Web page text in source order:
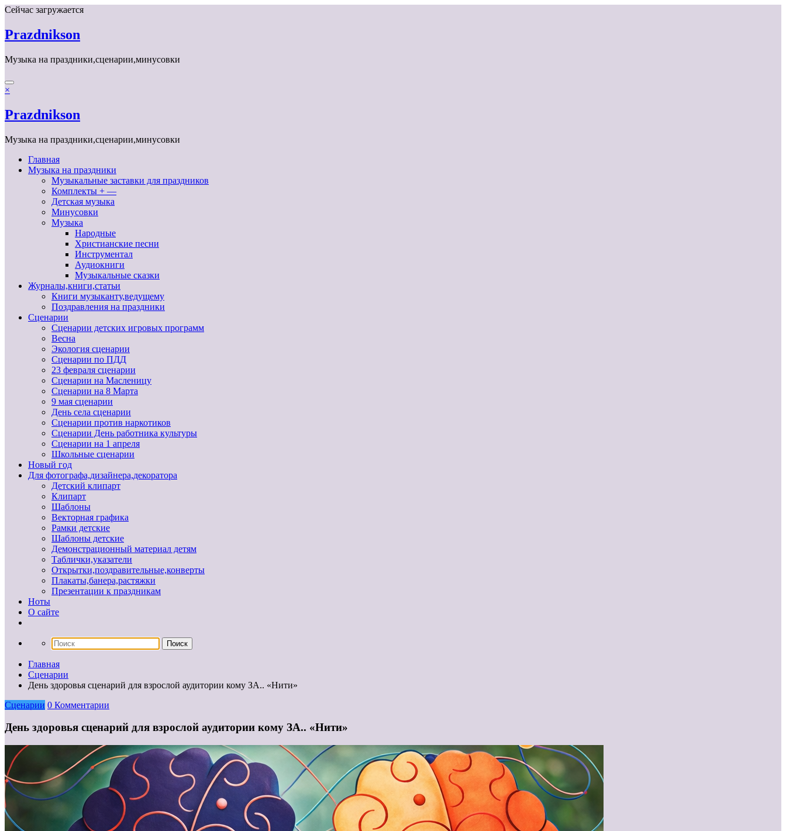
Перейти
содержимому
Сейчас загружается
Prazdnikson
Музыка на праздники,сценарии,минусовки
×
Prazdnikson
Музыка на праздники,сценарии,минусовки
Главная
Музыка на праздники
Музыкальные заставки для праздников
Комплекты + —
Детская музыка
Минусовки
Музыка
Народные
Христианские песни
Инструментал
Аудиокниги
Музыкальные сказки
Журналы,книги,статьи
Книги музыканту,ведущему
Поздравления на праздники
Сценарии
Сценарии детских игровых программ
Весна
Экология сценарии
Сценарии по ПДД
23 февраля сценарии
Сценарии на Масленицу
Сценарии на 8 Марта
9 мая сценарии
День села сценарии
Сценарии против наркотиков
Сценарии День работника культуры
Сценарии на 1 апреля
Школьные сценарии
Новый год
Для фотографа,дизайнера,декоратора
Детский клипарт
Клипарт
Шаблоны
Векторная графика
Рамки детские
Шаблоны детские
Демонстрационный материал детям
Таблички,указатели
Открытки,поздравительные,конверты
Плакаты,банера,растяжки
Презентации к праздникам
Ноты
О сайте
Главная
Сценарии
День здоровья сценарий для взрослой аудитории кому ЗА.. «Нити»
Сценарии 0 Комментарии
День здоровья сценарий для взрослой аудитории кому ЗА.. «Нити»